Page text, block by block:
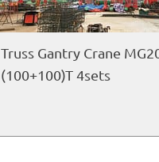
Truss Gantry Crane
(100+100)T 4sets